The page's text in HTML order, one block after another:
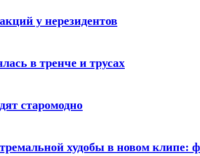
у нерезидентов
в тренче и трусах
старомодно
худобы в новом клипе: